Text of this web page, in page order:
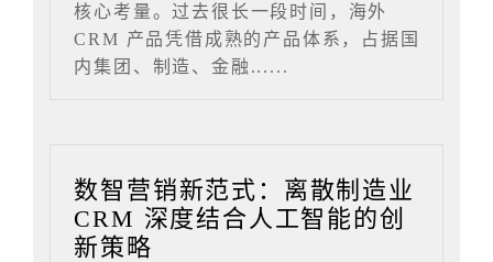
核心考量。过去很长一段时间，海外
CRM 产品凭借成熟的产品体系，占据国
内集团、制造、金融......
数智营销新范式：离散制造业
CRM 深度结合人工智能的创
新策略